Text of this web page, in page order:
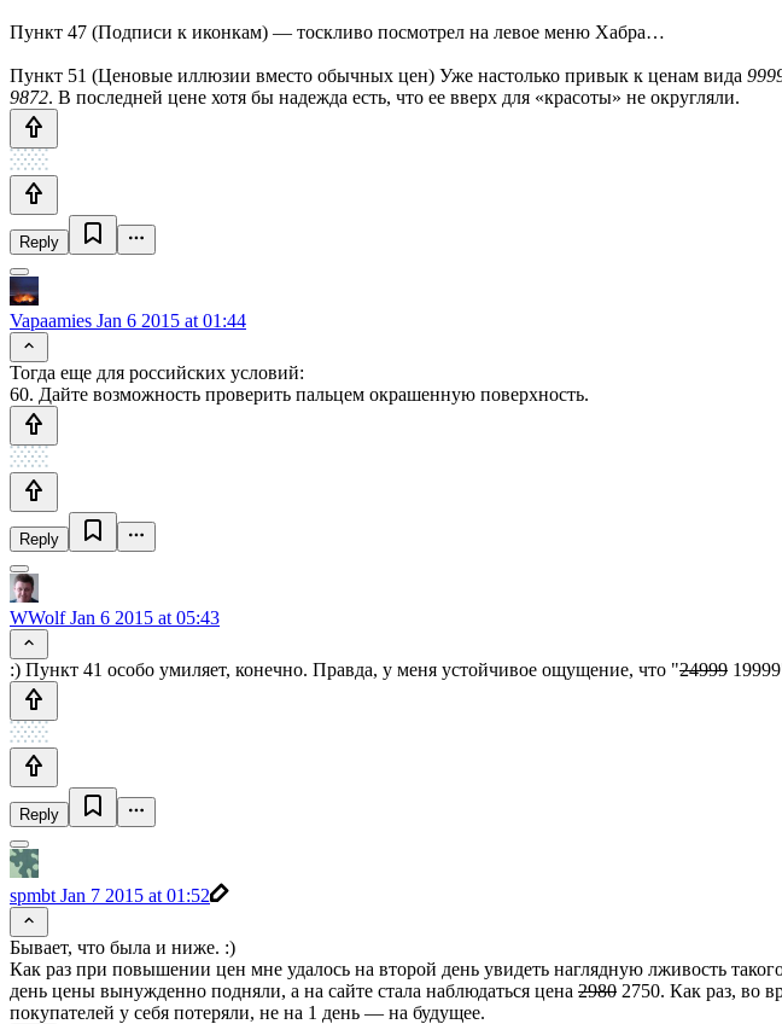
Пункт 47 (Подписи к иконкам) — тоскливо посмотрел на левое меню Хабра…
Пункт 51 (Ценовые иллюзии вместо обычных цен) Уже настолько привык к ценам вида
9872. В последней цене хотя бы надежда есть, что ее вверх для «красоты» не округляли.
Reply
Vapaamies Jan 6 2015 at 01:44
Тогда еще для российских условий:
60. Дайте возможность проверить пальцем окрашенную поверхность.
Reply
WWolfJan 6 2015 at 05:43
:) Пункт 41 особо умиляет, конечно. Правда, у меня устойчивое ощущение, что "24999
Reply
spmbt Jan 7 2015 at 01:52
Бывает, что была и ниже. :)
Как раз при повышении цен мне удалось на второй день увидеть наглядную лживость
день цены вынужденно подняли, а на сайте стала наблюдаться цена 2980 2750. Как раз, во
покупателей у себя потеряли, не на 1 день — на будущее.